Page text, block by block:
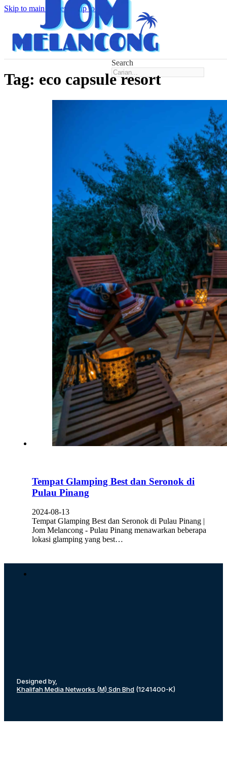
Skip to main content Skip to footer
Search
Tag: eco capsule resort
Tempat Glamping Best dan Seronok di
Pulau Pinang
2024-08-13
Tempat Glamping Best dan Seronok di Pulau Pinang |
Jom Melancong - Pulau Pinang menawarkan beberapa
lokasi glamping yang best…
Designed by,
Khalifah Media Networks (M) Sdn Bhd (1241400-K)